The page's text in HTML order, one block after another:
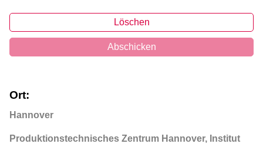
Löschen
Abschicken
Ort:
Hannover
Produktionstechnisches Zentrum Hannover, Institut